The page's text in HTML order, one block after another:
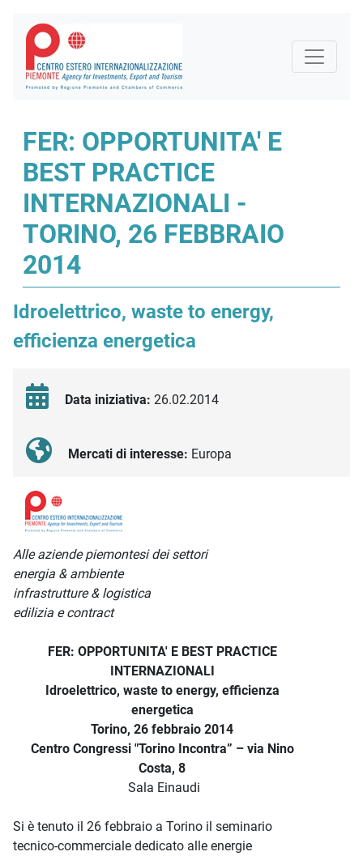
FER: OPPORTUNITA' E
BEST PRACTICE
INTERNAZIONALI -
TORINO, 26 FEBBRAIO
2014
Idroelettrico, waste to energy,
efficienza energetica
Data iniziativa: 26.02.2014
Mercati di interesse: Europa
Descrizione iniziativa
Alle aziende piemontesi dei settori
energia & ambiente
infrastrutture & logistica
edilizia e contract
FER: OPPORTUNITA' E BEST PRACTICE
INTERNAZIONALI
Idroelettrico, waste to energy, efficienza
energetica
Torino, 26 febbraio 2014
Centro Congressi "Torino Incontra” – via Nino
Costa, 8
Sala Einaudi
Si è tenuto il 26 febbraio a Torino il seminario
tecnico-commerciale dedicato alle energie